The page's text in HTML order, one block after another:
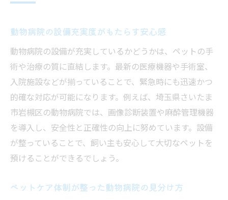
動物病院の設備充実度がもたらす安心感
動物病院の設備が充実しているかどうかは、ペットの手
術や治療の質に直結します。最新の医療機器や手術室、
入院施設などが揃っていることで、緊急時にも迅速かつ
的確な対応が可能になります。例えば、埼玉県さいたま
市岩槻区の動物病院では、画像診断装置や麻酔管理機器
を導入し、安全性と正確性の向上に努めています。設備
が整っていることで、飼い主も安心して大切なペットを
預けることができるでしょう。
ペットケア体制が整った動物病院の見分け方